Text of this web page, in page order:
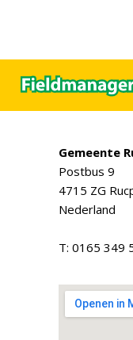
Gemeente
Postbus 9
4715 ZG
Nederland
T: 0165 349